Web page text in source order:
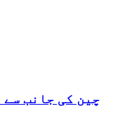
چین کی جانب